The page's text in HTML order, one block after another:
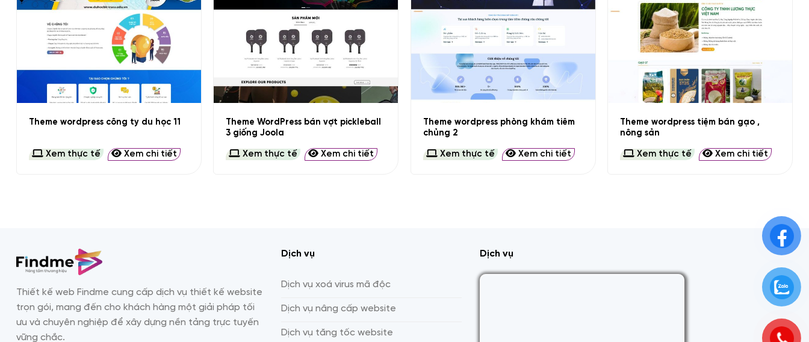
Theme wordpress công ty du học 11
Xem thực tế Xem chi tiết
+
Theme WordPress bán vợt pickleball
3 giống Joola
Xem thực tế Xem chi tiết
Theme wordpress phòng khám tiêm
chủng 2
Xem thực tế Xem chi tiết
Theme wordpress tiệm bán gạo ,
nông sản
Xem thực tế Xem chi tiết
Thiết kế web Findme cung cấp dịch vụ thiết kế website
trọn gói, mang đến cho khách hàng một giải pháp tối
ưu và chuyên nghiệp để xây dựng nền tảng trực tuyến
vững chắc.
Dịch vụ
Dịch vụ xoá virus mã độc
Dịch vụ nâng cấp website
Dịch vụ tăng tốc website
Dịch vụ